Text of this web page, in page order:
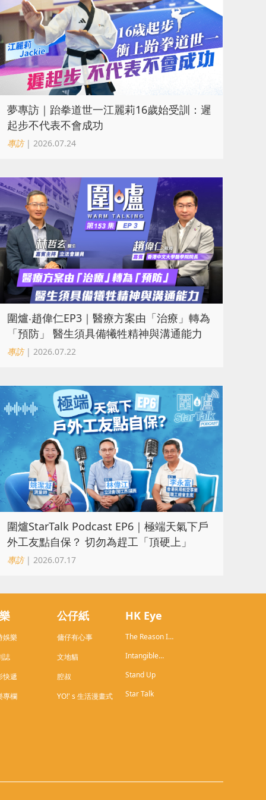
夢專訪｜跆拳道世一江麗莉16歲始受訓：遲
起步不代表不會成功
專訪| 2026.07.24
圍爐‧趙偉仁EP3｜醫療方案由「治療」轉為
「預防」 醫生須具備犧牲精神與溝通能力
專訪| 2026.07.22
圍爐StarTalk Podcast EP6｜極端天氣下戶
外工友點自保？ 切勿為趕工「頂硬上」
專訪| 2026.07.17
娛樂
誌
快遞
專欄
公仔紙
傭仔有心事
文地貓
腔叔
YO!' s 生活漫畫式
HK Eye
The Reason I
Intangible
Heritage of
Stand Up
Star Talk